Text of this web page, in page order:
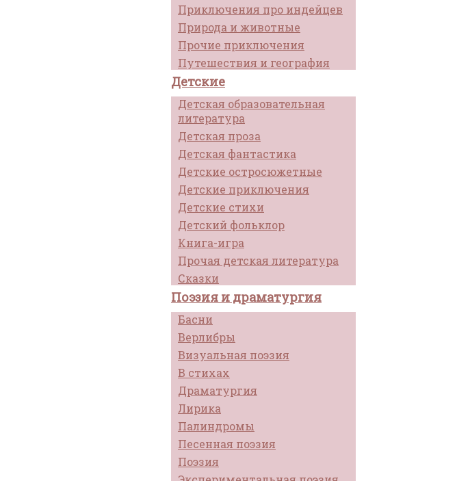
Приключения про индейцев
Природа и животные
Прочие приключения
Путешествия и география
Детские
Детская образовательная
литература
Детская проза
Детская фантастика
Детские остросюжетные
Детские приключения
Детские стихи
Детский фольклор
Книга-игра
Прочая детская литература
Сказки
Поэзия и драматургия
Басни
Верлибры
Визуальная поэзия
В стихах
Драматургия
Лирика
Палиндромы
Песенная поэзия
Поэзия